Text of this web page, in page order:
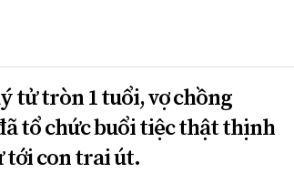
tử tròn 1 tuổi, vợ chồng
tổ chức buổi tiệc thật thịnh
tới con trai út.